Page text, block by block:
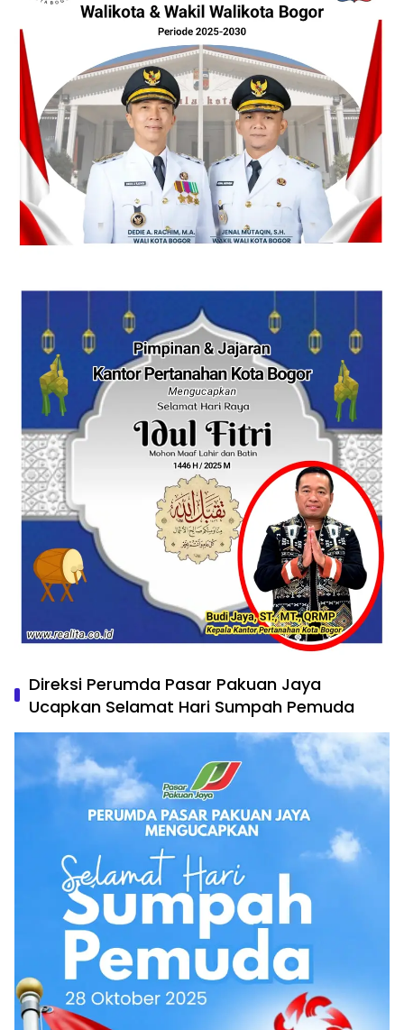
Direksi Perumda Pasar Pakuan Jaya
Ucapkan Selamat Hari Sumpah Pemuda